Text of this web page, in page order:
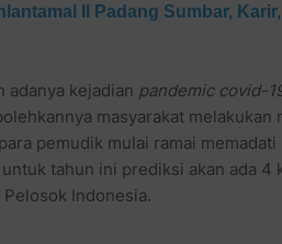
II Padang Sumbar, Karir,
adanya kejadian pandemic covid-
masyarakat melakukan
pemudik mulai ramai memadati
tahun ini prediksi akan ada 4
Indonesia.